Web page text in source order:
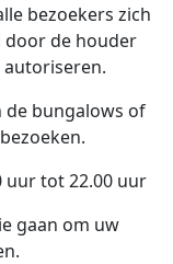
bezoekers zich
door de houder
de bungalows of
uur tot 22.00 uur
gaan om uw